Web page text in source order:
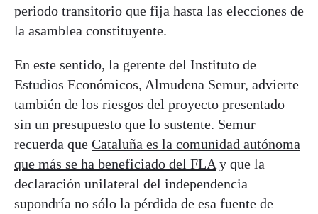
periodo transitorio que fija hasta las elecciones de
la asamblea constituyente.
En este sentido, la gerente del Instituto de
Estudios Económicos, Almudena Semur, advierte
también de los riesgos del proyecto presentado
sin un presupuesto que lo sustente. Semur
recuerda que Cataluña es la comunidad autónoma
que más se ha beneficiado del FLA y que la
declaración unilateral del independencia
supondría no sólo la pérdida de esa fuente de